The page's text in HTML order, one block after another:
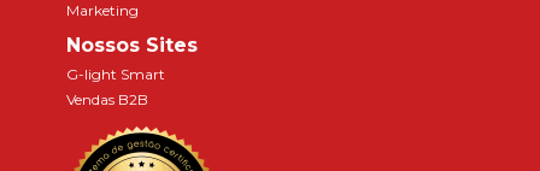
Marketing
Nossos Sites
G-light Smart
Vendas B2B